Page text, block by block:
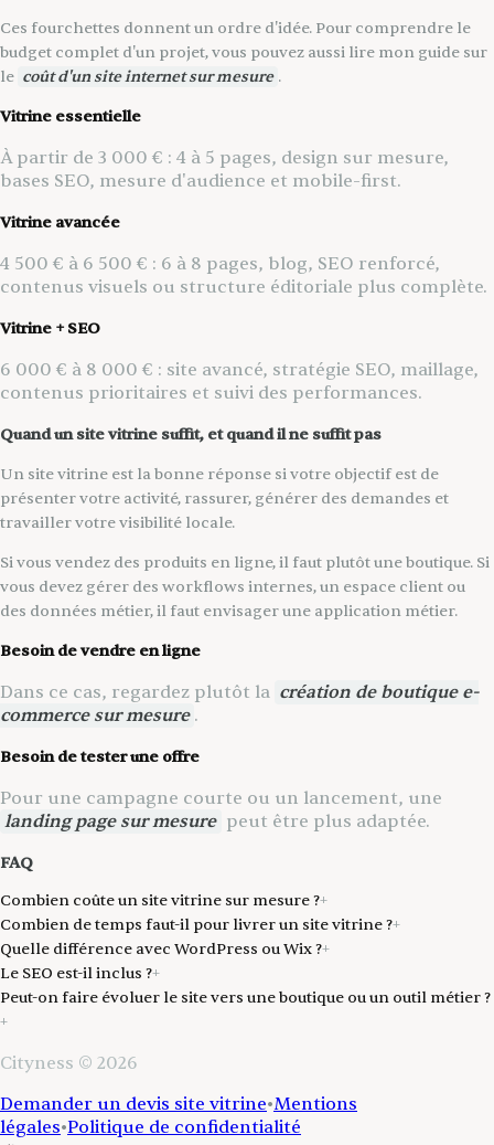
Ces fourchettes donnent un ordre d'idée. Pour comprendre le
budget complet d'un projet, vous pouvez aussi lire mon guide sur
le coût d'un site internet sur mesure .
Vitrine essentielle
À partir de 3 000 € : 4 à 5 pages, design sur mesure,
bases SEO, mesure d'audience et mobile-first.
Vitrine avancée
4 500 € à 6 500 € : 6 à 8 pages, blog, SEO renforcé,
contenus visuels ou structure éditoriale plus complète.
Vitrine + SEO
6 000 € à 8 000 € : site avancé, stratégie SEO, maillage,
contenus prioritaires et suivi des performances.
Quand un site vitrine suffit, et quand il ne suffit pas
Un site vitrine est la bonne réponse si votre objectif est de
présenter votre activité, rassurer, générer des demandes et
travailler votre visibilité locale.
Si vous vendez des produits en ligne, il faut plutôt une boutique. Si
vous devez gérer des workflows internes, un espace client ou
des données métier, il faut envisager une application métier.
Besoin de vendre en ligne
Dans ce cas, regardez plutôt la création de boutique e-
commerce sur mesure .
Besoin de tester une offre
Pour une campagne courte ou un lancement, une
landing page sur mesure peut être plus adaptée.
FAQ
Combien coûte un site vitrine sur mesure ?+
Combien de temps faut-il pour livrer un site vitrine ?+
Quelle différence avec WordPress ou Wix ?+
Le SEO est-il inclus ?+
Peut-on faire évoluer le site vers une boutique ou un outil métier ?
+
Cityness © 2026
Demander un devis site vitrine•Mentions
légales•Politique de confidentialité